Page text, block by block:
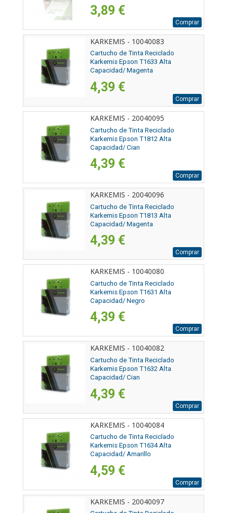
3,89 €
Comprar
KARKEMIS - 10040083
Cartucho de Tinta Reciclado
Karkemis Epson T1633 Alta
Capacidad/ Magenta
4,39 €
Comprar
KARKEMIS - 20040095
Cartucho de Tinta Reciclado
Karkemis Epson T1812 Alta
Capacidad/ Cian
4,39 €
Comprar
KARKEMIS - 20040096
Cartucho de Tinta Reciclado
Karkemis Epson T1813 Alta
Capacidad/ Magenta
4,39 €
Comprar
KARKEMIS - 10040080
Cartucho de Tinta Reciclado
Karkemis Epson T1631 Alta
Capacidad/ Negro
4,39 €
Comprar
KARKEMIS - 10040082
Cartucho de Tinta Reciclado
Karkemis Epson T1632 Alta
Capacidad/ Cian
4,39 €
Comprar
KARKEMIS - 10040084
Cartucho de Tinta Reciclado
Karkemis Epson T1634 Alta
Capacidad/ Amarillo
4,59 €
Comprar
KARKEMIS - 20040097